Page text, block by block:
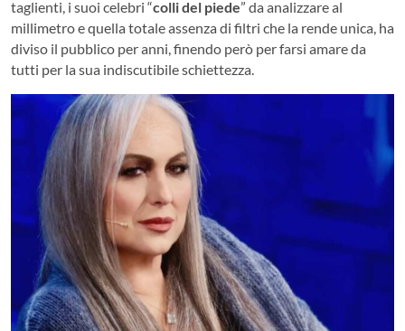
taglienti, i suoi celebri “colli del piede” da analizzare al
millimetro e quella totale assenza di filtri che la rende unica, ha
diviso il pubblico per anni, finendo però per farsi amare da
tutti per la sua indiscutibile schiettezza.